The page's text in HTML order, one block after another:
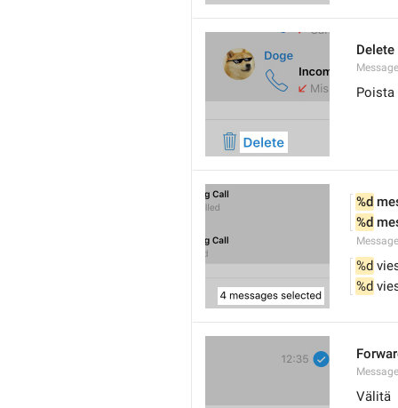
Delete
Poista
%d
%d
%d
%d
Välitä